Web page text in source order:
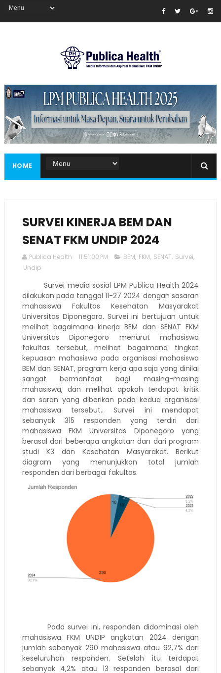
Masukkan iklan disini!
HOME
SURVEI KINERJA BEM DAN
SENAT FKM UNDIP 2024
Publica Health 11:51:00 PM BEM, FKM, SENAT, Survei,
Undip
Survei media sosial LPM Publica Health 2024
dilakukan pada tanggal 11-27 2024 dengan sasaran
mahasiswa Fakultas Kesehatan Masyarakat
Universitas Diponegoro. Survei ini bertujuan untuk
melihat bagaimana kinerja BEM dan SENAT FKM
Universitas Diponegoro menurut mahasiswa
fakultas tersebut, melihat bagaimana tingkat
kepuasan mahasiswa pada organisasi mahasiswa
BEM dan SENAT, program kerja apa saja yang dinilai
sangat bermanfaat bagi masing-masing
mahasiswa, dan melihat apakah terdapat kritik
dan saran yang diberikan pada kedua organisasi
mahasiswa tersebut.. Survei ini mendapat
sebanyak 315 responden yang terdiri dari
mahasiswa FKM Universitas Diponegoro yang
berasal dari beberapa angkatan dan dari program
studi K3 dan Kesehatan Masyarakat. Berikut
diagram yang menunjukkan total jumlah
responden dari berbagai fakultas.
Pada survei ini, responden didominasi oleh
mahasiswa FKM UNDIP angkatan 2024 dengan
jumlah sebanyak 290 mahasiswa atau 92,7% dari
keseluruhan responden. Setelah itu terdapat
sebanyak 4,2% atau 13 responden berasal dari